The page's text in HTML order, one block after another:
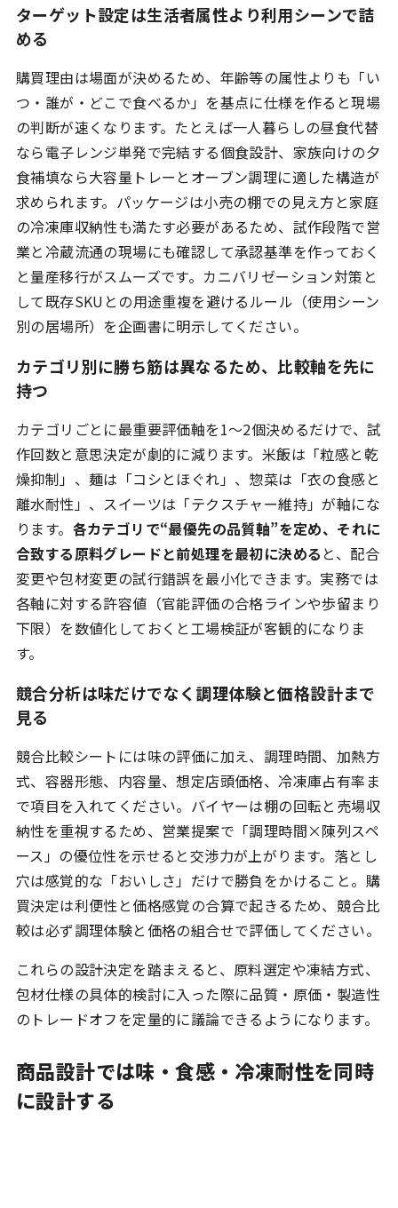
ターゲット設定は生活者属性より利用シーンで詰
める
購買理由は場面が決めるため、年齢等の属性よりも「い
つ・誰が・どこで食べるか」を基点に仕様を作ると現場
の判断が速くなります。たとえば一人暮らしの昼食代替
なら電子レンジ単発で完結する個食設計、家族向けの夕
食補填なら大容量トレーとオーブン調理に適した構造が
求められます。パッケージは小売の棚での見え方と家庭
の冷凍庫収納性も満たす必要があるため、試作段階で営
業と冷蔵流通の現場にも確認して承認基準を作っておく
と量産移行がスムーズです。カニバリゼーション対策と
して既存SKUとの用途重複を避けるルール（使用シーン
別の居場所）を企画書に明示してください。
カテゴリ別に勝ち筋は異なるため、比較軸を先に
持つ
カテゴリごとに最重要評価軸を1〜2個決めるだけで、試
作回数と意思決定が劇的に減ります。米飯は「粒感と乾
燥抑制」、麺は「コシとほぐれ」、惣菜は「衣の食感と
離水耐性」、スイーツは「テクスチャー維持」が軸にな
ります。 各カテゴリで“最優先の品質軸”を定め、それに
合致する原料グレードと前処理を最初に決める と、配合
変更や包材変更の試行錯誤を最小化できます。実務では
各軸に対する許容値（官能評価の合格ラインや歩留まり
下限）を数値化しておくと工場検証が客観的になりま
す。
競合分析は味だけでなく調理体験と価格設計まで
見る
競合比較シートには味の評価に加え、調理時間、加熱方
式、容器形態、内容量、想定店頭価格、冷凍庫占有率ま
で項目を入れてください。バイヤーは棚の回転と売場収
納性を重視するため、営業提案で「調理時間×陳列スペ
ース」の優位性を示せると交渉力が上がります。落とし
穴は感覚的な「おいしさ」だけで勝負をかけること。購
買決定は利便性と価格感覚の合算で起きるため、競合比
較は必ず調理体験と価格の組合せで評価してください。
これらの設計決定を踏まえると、原料選定や凍結方式、
包材仕様の具体的検討に入った際に品質・原価・製造性
のトレードオフを定量的に議論できるようになります。
商品設計では味・食感・冷凍耐性を同時
に設計する